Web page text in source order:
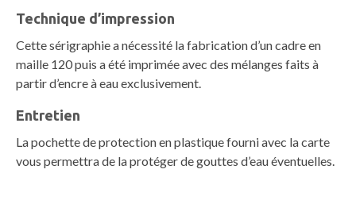
Technique d’impression
Cette sérigraphie a nécessité la fabrication d’un cadre en
maille 120 puis a été imprimée avec des mélanges faits à
partir d’encre à eau exclusivement.
Entretien
La pochette de protection en plastique fourni avec la carte
vous permettra de la protéger de gouttes d’eau éventuelles.